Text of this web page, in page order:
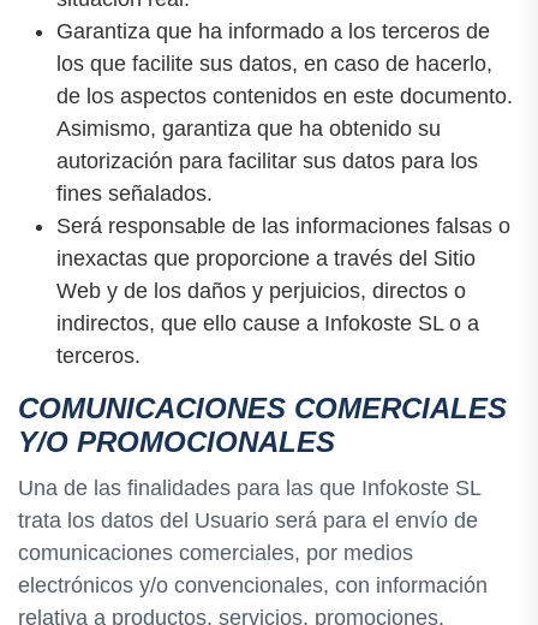
Garantiza que ha informado a los terceros de
los que facilite sus datos, en caso de hacerlo,
de los aspectos contenidos en este documento.
Asimismo, garantiza que ha obtenido su
autorización para facilitar sus datos para los
fines señalados.
Será responsable de las informaciones falsas o
inexactas que proporcione a través del Sitio
Web y de los daños y perjuicios, directos o
indirectos, que ello cause a Infokoste SL o a
terceros.
COMUNICACIONES COMERCIALES
Y/O PROMOCIONALES
Una de las finalidades para las que Infokoste SL
trata los datos del Usuario será para el envío de
comunicaciones comerciales, por medios
electrónicos y/o convencionales, con información
relativa a productos, servicios, promociones,